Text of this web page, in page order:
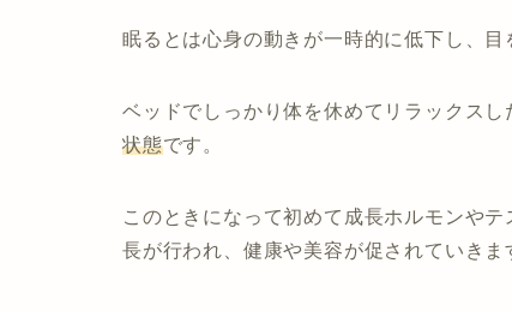
眠るとは心身の動きが一時的に低下し、目
ベッドでしっかり体を休めてリラックスし
状態です。
このときになって初めて成長ホルモンや
長が行われ、健康や美容が促されていきま